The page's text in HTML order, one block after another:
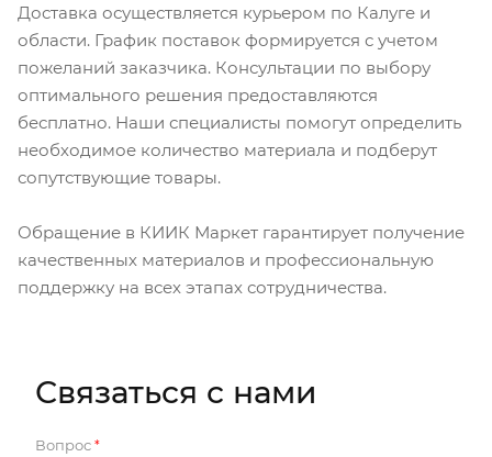
Доставка осуществляется курьером по Калуге и
области. График поставок формируется с учетом
пожеланий заказчика. Консультации по выбору
оптимального решения предоставляются
бесплатно. Наши специалисты помогут определить
необходимое количество материала и подберут
сопутствующие товары.
Обращение в КИИК Маркет гарантирует получение
качественных материалов и профессиональную
поддержку на всех этапах сотрудничества.
Связаться с нами
Вопрос *